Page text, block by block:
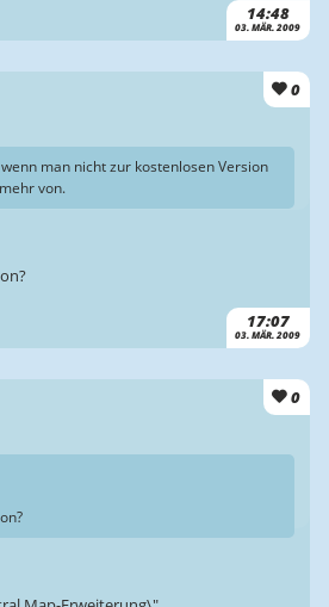
14:48
03. MÄR. 2009
0
17:07
03. MÄR. 2009
man nicht zur kostenlosen Version
von.
0